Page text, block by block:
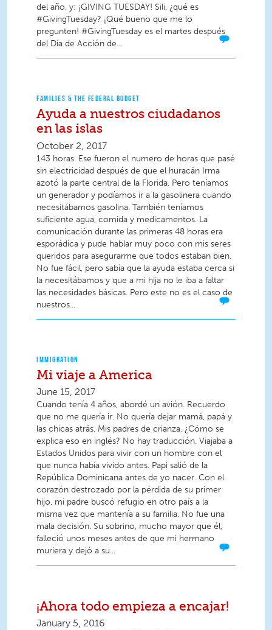
del año, y: ¡GIVING TUESDAY! Sili, ¿qué es
#GivingTuesday? ¡Qué bueno que me lo
pregunten! #GivingTuesday es el martes después
del Día de Acción de...
FAMILIES & THE FEDERAL BUDGET
Ayuda a nuestros ciudadanos
en las islas
October 2, 2017
143 horas. Ese fueron el numero de horas que pasé
sin electricidad después de que el huracán Irma
azotó la parte central de la Florida. Pero teníamos
un generador y podíamos ir a la gasolinera cuando
necesitábamos gasolina. También teníamos
suficiente agua, comida y medicamentos. La
comunicación durante las primeras 48 horas era
esporádica y pude hablar muy poco con mis seres
queridos para asegurarme que todos estaban bien.
No fue fácil, pero sabía que la ayuda estaba cerca si
la necesitábamos y que a mi hija no le iba a faltar
las necesidades básicas. Pero este no es el caso de
nuestros...
IMMIGRATION
Mi viaje a America
June 15, 2017
Cuando tenía 4 años, abordé un avión. Recuerdo
que no me quería ir. No quería dejar mamá, papá y
las chicas atrás. Mis padres de crianza. ¿Cómo se
explica eso en inglés? No hay traducción. Viajaba a
Estados Unidos para vivir con un hombre con el
que nunca había vivido antes. Papi salió de la
República Dominicana antes de yo nacer. Con el
corazón destrozado por la pérdida de su primer
hijo, mi padre buscó refugio en otro país a la
misma vez que mantenía a su familia. No fue una
mala decisión. Su sobrino, mucho mayor que él,
falleció unos meses antes de que mi hermano
muriera y dejó a su...
¡Ahora todo empieza a encajar!
January 5, 2016